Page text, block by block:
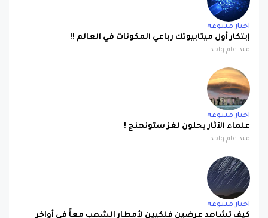
اخبار متنوعة
إبتكار أول ميتابيوتك رباعي المكونات في العالم !!
منذ عام واحد
اخبار متنوعة
علماء الآثار يحلون لغز ستونهنج !
منذ عام واحد
اخبار متنوعة
كيف تشاهد عرضين فلكيين لأمطار الشهب معاً في أواخر